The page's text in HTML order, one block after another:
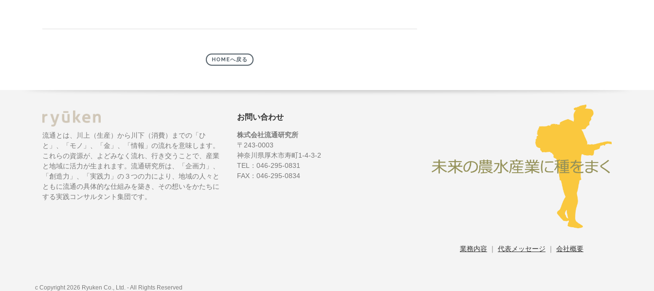
HOMEへ戻る
流通とは、川上（生産）から川下（消費）までの「ひ
と」、「モノ」、「金」、「情報」の流れを意味します。
これらの資源が、よどみなく流れ、行き交うことで、産業
と地域に活力が生まれます。流通研究所は、「企画力」、
「創造力」、「実践力」の３つの力により、地域の人々と
ともに流通の具体的な仕組みを築き、その想いをかたちに
する実践コンサルタント集団です。
お問い合わせ
株式会社流通研究所
〒243-0003
神奈川県厚木市寿町1-4-3-2
TEL：046-295-0831
FAX：046-295-0834
業務内容 ｜ 代表メッセージ ｜ 会社概要
c Copyright 2026 Ryuken Co., Ltd. - All Rights Reserved